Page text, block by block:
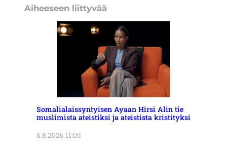
Aiheeseen liittyvää
Somalialaissyntyisen Ayaan Hirsi Alin tie
muslimista ateistiksi ja ateistista kristityksi
6.8.2026 11:05